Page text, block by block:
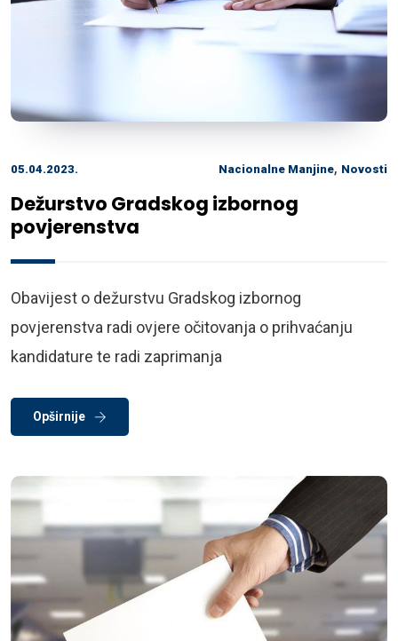
05.04.2023. Nacionalne Manjine, Novosti
Dežurstvo Gradskog izbornog
povjerenstva
Obavijest o dežurstvu Gradskog izbornog
povjerenstva radi ovjere očitovanja o prihvaćanju
kandidature te radi zaprimanja
Opširnije